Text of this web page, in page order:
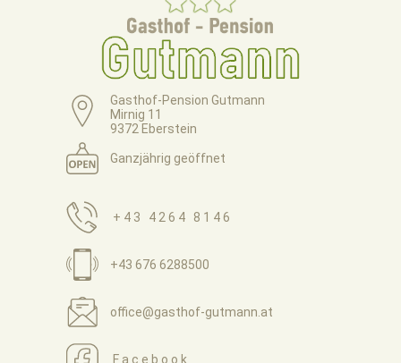
Gasthof-Pension Gutmann
Mirnig 11
9372 Eberstein
Ganzjährig geöffnet
+43 4264 8146
+43 676 6288500
office@gasthof-gutmann.at
Facebook